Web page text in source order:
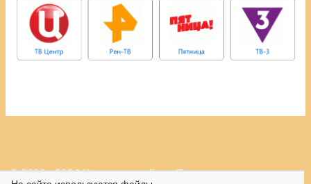
© 2009 - 2026 Контрастный.ру.Политика